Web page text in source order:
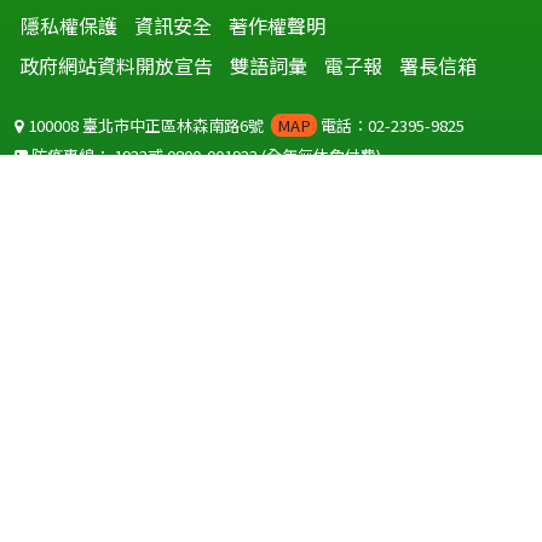
隱私權保護 資訊安全 著作權聲明
政府網站資料開放宣告
雙語詞彙 電子報 署長信箱
100008 臺北市中正區林森南路6號 MAP 電話：02-2395-9825
防疫專線：1922或0800-001922(全年無休免付費)